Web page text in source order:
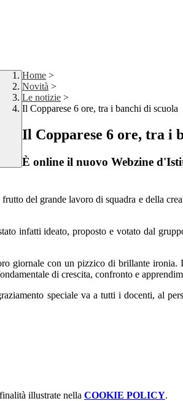
Home >
Novità >
Le notizie >
Il Copparese 6 ore, tra i banchi di scuola
Il Copparese 6 ore, tra i
È online il nuovo Webzine
del grande lavoro di squadra e della
infatti ideato, proposto e votato dal
giornale con un pizzico di brillante ironia.
di crescita, confronto e
speciale va a tutti i docenti, al
illustrate nella COOKIE POLICY.